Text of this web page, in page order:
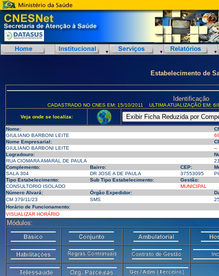
Estabelecimento de
Identificação
CADASTRADO NO CNES EM: 15/10/2011 ULTIMA ATUALIZAÇÃO EM:
Veja onde se localiza:
Nome:
GIULIANO BARBONI LEITE
Nome Empresarial:
GIULIANO BARBONI LEITE
--
Logradouro:
RUA CIOMARA AMARAL DE PAULA
Complemento:
Bairro: CEP:
SALA 304
DR JOSE A DE PAULA 37553095
Tipo Estabelecimento:
Sub Tipo Estabelecimento:
Gestão:
CONSULTORIO ISOLADO
MUNICIPAL
Número Alvará:
Órgão Expedidor:
CM 379/11/23
SMS
Horário de Funcionamento:
VISUALIZAR HORÁRIO
Módulos: